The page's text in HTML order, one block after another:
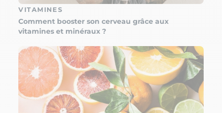
VITAMINES
Comment booster son cerveau grâce aux
vitamines et minéraux ?